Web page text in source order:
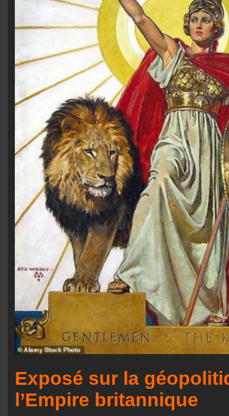
Exposé sur la
l’Empire britannique